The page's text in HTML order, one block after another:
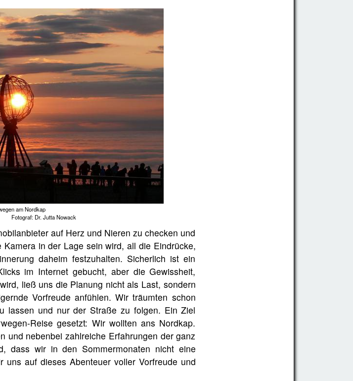
am Nordkap
Fotograf: Dr. Jutta Nowack
auf Herz und Nieren zu checken und
in der Lage sein wird, all die Eindrücke,
daheim festzuhalten. Sicherlich ist ein
im Internet gebucht, aber die Gewissheit,
ließ uns die Planung nicht als Last, sondern
Vorfreude anfühlen. Wir träumten schon
lassen und nur der Straße zu folgen. Ein Ziel
Reise gesetzt: Wir wollten ans Nordkap.
und nebenbei zahlreiche Erfahrungen der ganz
dass wir in den Sommermonaten nicht eine
auf dieses Abenteuer voller Vorfreude und